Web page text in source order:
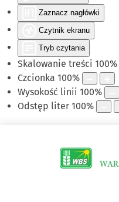
Zaznacz nagłówki
Czytnik ekranu
Tryb czytania
Skalowanie treści 100%
Czcionka 100%
Wysokość linii 100%
Odstęp liter 100%